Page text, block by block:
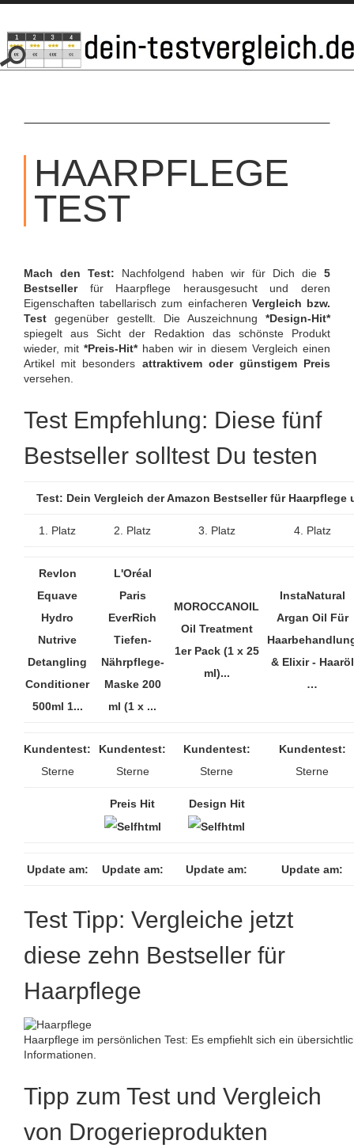
SKIP
CONTENT
HAARPFLEGE
TEST
Mach den Test: Nachfolgend haben wir für Dich die 5
Bestsellerfür Haarpflege herausgesucht und deren
Eigenschaften tabellarisch zum einfacheren Vergleich bzw.
Test gegenüber gestellt. Die Auszeichnung *Design-Hit*
spiegelt aus Sicht der Redaktion das schönste Produkt
wieder, mit *Preis-Hit*haben wir in diesem Vergleich einen
Artikel mit besonders attraktivem oder günstigem Preis
versehen.
Test Empfehlung: Diese fünf
Bestseller solltest Du testen
Test: Dein Vergleich der Amazon Bestseller für Haarpflege
1. Platz 2. Platz 3. Platz 4. Platz
Revlon
Equave
Hydro
Nutrive
Detangling
Conditioner
500ml 1...
L'Oréal
Paris
EverRich
Tiefen-
Nährpflege-
Maske 200
ml (1 x ...
MOROCCANOIL
Oil Treatment
1er Pack (1 x 25
ml)...
InstaNatural
Argan Oil Für
& Elixir - Haaröl
…
Kundentest:
Sterne
Kundentest:
Sterne
Kundentest:
Sterne
Kundentest:
Sterne
Preis Hit Design Hit
Update am: Update am: Update am: Update am:
Test Tipp: Vergleiche jetzt
diese zehn Bestseller für
Haarpflege
Haarpflege im persönlichen Test: Es empfiehlt sich ein
Informationen.
Tipp zum Test und Vergleich
von Drogerieprodukten